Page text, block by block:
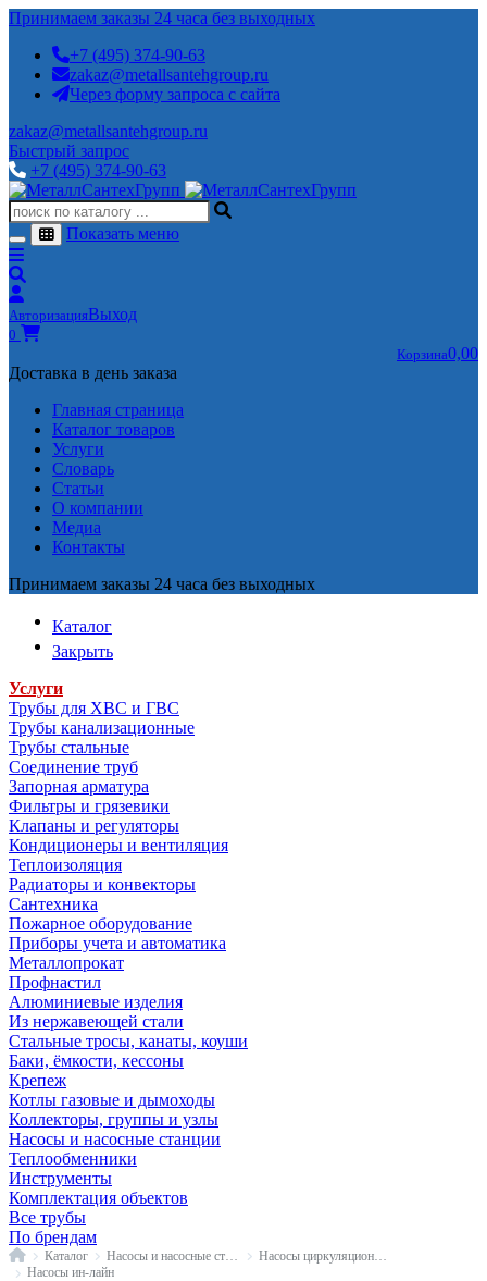
Принимаем заказы 24 часа без выходных
+7 (495) 374-90-63
zakaz@metallsantehgroup.ru
Через форму запроса с сайта
zakaz@metallsantehgroup.ru
Быстрый запрос
+7 (495) 374-90-63
Показать меню
АвторизацияВыход
0
Корзина0,00
Доставка в день заказа
Главная страница
Каталог товаров
Услуги
Словарь
Статьи
О компании
Медиа
Контакты
Принимаем заказы 24 часа без выходных
Каталог
Закрыть
Услуги
Трубы для ХВС и ГВС
Трубы канализационные
Трубы стальные
Соединение труб
Запорная арматура
Фильтры и грязевики
Клапаны и регуляторы
Кондиционеры и вентиляция
Теплоизоляция
Радиаторы и конвекторы
Сантехника
Пожарное оборудование
Приборы учета и автоматика
Металлопрокат
Профнастил
Алюминиевые изделия
Из нержавеющей стали
Стальные тросы, канаты, коуши
Баки, ёмкости, кессоны
Крепеж
Котлы газовые и дымоходы
Коллекторы, группы и узлы
Насосы и насосные станции
Теплообменники
Инструменты
Комплектация объектов
Все трубы
По брендам
ГлавнаяКаталог
Насосы ин-лайн